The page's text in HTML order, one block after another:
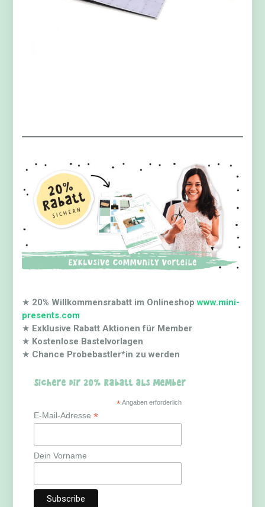
★ 20% Willkommensrabatt im Onlineshopwww.mini-
presents.com
★ Exklusive Rabatt Aktionen für Member
★ Kostenlose Bastelvorlagen
★ Chance Probebastler*in zu werden
Sichere dir 20% Rabatt als Member
*Angaben erforderlich
E-Mail-Adresse*
Dein Vorname